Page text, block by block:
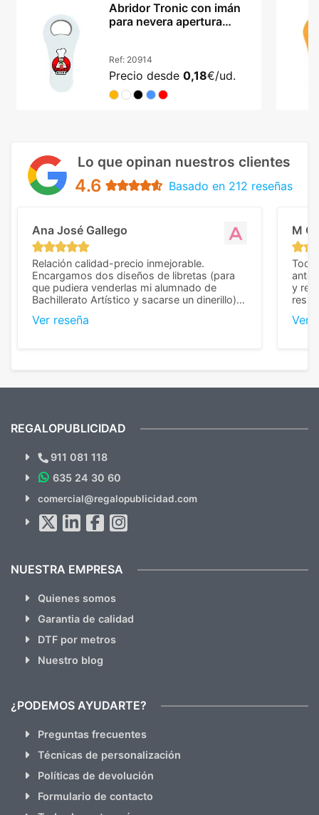
Abridor Tronic con imán
para nevera apertura
Ref: 20914
Precio desde 0,18€/ud.
Lo que opinan nuestros clientes
4.6 Basado en 212 reseñas
Ana José Gallego
Relación calidad-precio inmejorable.
Encargamos dos diseños de libretas (para
que pudiera venderlas mi alumnado de
Bachillerato Artístico y sacarse un dinerillo) y
diferencia, con libretas de muy buena calidad
mandaron las miniaturas para
recomendables.
Ver reseña
M C
Todo
y
Ver
¿Quieres ver nuestras últimas
Novedades y Ofertas?
hacemos Spam)
REGALOPUBLICIDAD
911 081 118
635 24 30 60
comercial@regalopublicidad.com
NUESTRA EMPRESA
Quienes somos
Garantia de calidad
DTF por metros
Nuestro blog
¿PODEMOS AYUDARTE?
Preguntas frecuentes
Técnicas de personalización
Políticas de devolución
Formulario de contacto